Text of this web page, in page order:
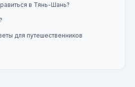
в Тянь-Шань?
для путешественников